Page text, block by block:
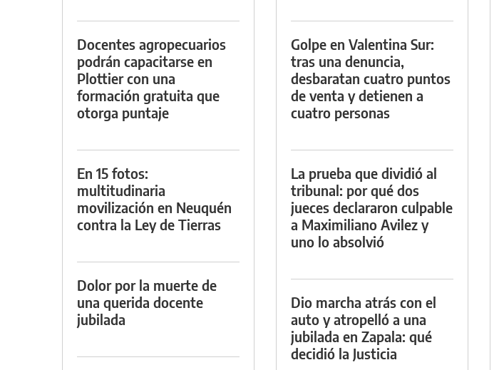
Docentes agropecuarios
podrán capacitarse en
Plottier con una
formación gratuita que
otorga puntaje
En 15 fotos:
multitudinaria
movilización en Neuquén
contra la Ley de Tierras
Dolor por la muerte de
una querida docente
jubilada
Golpe en Valentina Sur:
tras una denuncia,
desbaratan cuatro puntos
de venta y detienen a
cuatro personas
La prueba que dividió al
tribunal: por qué dos
jueces declararon culpable
a Maximiliano Avilez y
uno lo absolvió
Dio marcha atrás con el
auto y atropelló a una
jubilada en Zapala: qué
decidió la Justicia